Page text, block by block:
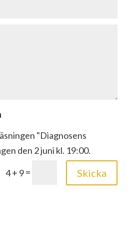
"Diagnosens
den 2 juni kl. 19:00.
4 + 9= Skicka